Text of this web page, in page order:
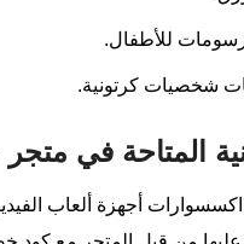
للأطفال.
شخصيات كرتونية.
المتاحة في
أجهزة ألعاب